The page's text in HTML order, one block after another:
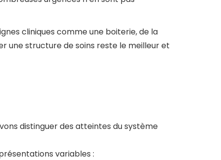
cliniques comme une boiterie, de la
une structure de soins reste le meilleur et
distinguer des atteintes du système
variables :